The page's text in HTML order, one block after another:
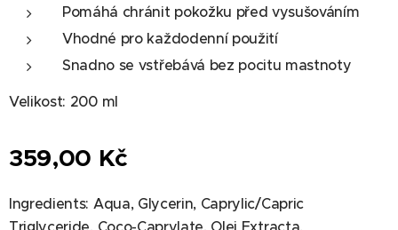
Pomáhá chránit pokožku před vysušováním
Vhodné pro každodenní použití
Snadno se vstřebává bez pocitu mastnoty
Velikost: 200 ml
359,00 Kč
Ingredients: Aqua, Glycerin, Caprylic/Capric
Triglyceride, Coco-Caprylate, Olei Extracta,